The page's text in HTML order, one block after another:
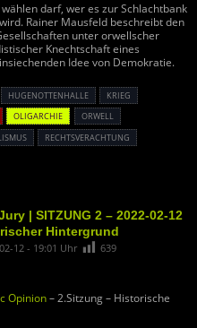
darf, wer es zur Schlachtbank
Rainer Mausfeld beschreibt den
unter orwellscher
Knechtschaft eines
Idee von Demokratie.
HUGENOTTENHALLE
KRIEG
OLIGARCHIE
ORWELL
RECHTSVERACHTUNG
| SITZUNG 2 – 2022-02-12
Hintergrund
12 - 19:01 Uhr 639
Opinion– 2.Sitzung – Historische